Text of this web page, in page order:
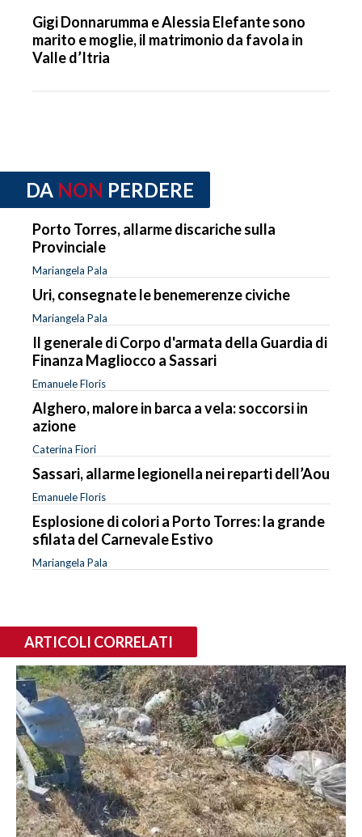
Gigi Donnarumma e Alessia Elefante sono
marito e moglie, il matrimonio da favola in
Valle d’Itria
DA NON PERDERE
Porto Torres, allarme discariche sulla
Provinciale
Mariangela Pala
Uri, consegnate le benemerenze civiche
Mariangela Pala
Il generale di Corpo d'armata della Guardia di
Finanza Magliocco a Sassari
Emanuele Floris
Alghero, malore in barca a vela: soccorsi in
azione
Caterina Fiori
Sassari, allarme legionella nei reparti dell’Aou
Emanuele Floris
Esplosione di colori a Porto Torres: la grande
sfilata del Carnevale Estivo
Mariangela Pala
ARTICOLI CORRELATI